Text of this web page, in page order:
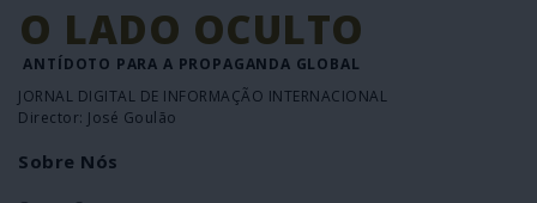
O LADO OCULTO
ANTÍDOTO PARA A PROPAGANDA GLOBAL
JORNAL DIGITAL DE INFORMAÇÃO INTERNACIONAL
Director: José Goulão
Sobre Nós